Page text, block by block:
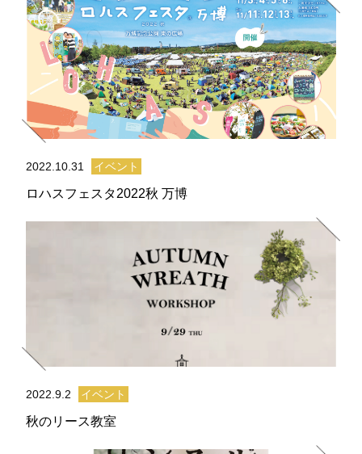
2022.10.31 イベント
ロハスフェスタ2022秋 万博
2022.9.2 イベント
秋のリース教室